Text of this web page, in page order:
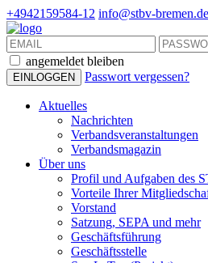
+4942159584-12 info@stbv-bremen.de
angemeldet bleiben
Passwort vergessen?
Aktuelles
Nachrichten
Verbandsveranstaltungen
Verbandsmagazin
Über uns
Profil und Aufgaben des
Vorteile Ihrer
Vorstand
Satzung, SEPA und mehr
Geschäftsführung
Geschäftsstelle